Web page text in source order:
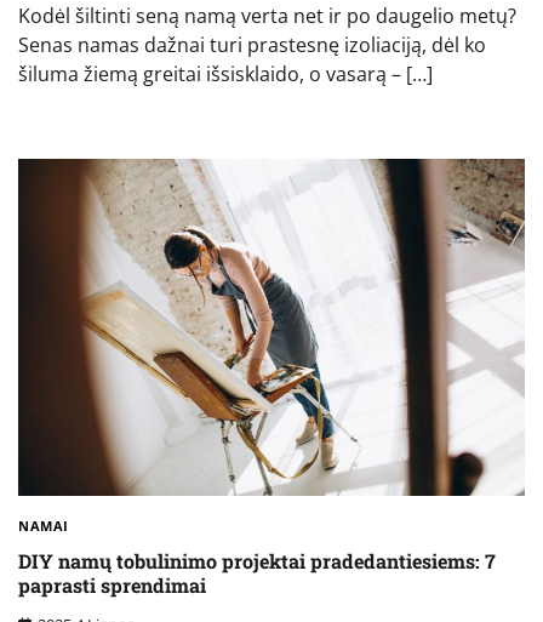
Kodėl šiltinti seną namą verta net ir po daugelio metų?
Senas namas dažnai turi prastesnę izoliaciją, dėl ko
šiluma žiemą greitai išsisklaido, o vasarą – […]
NAMAI
DIY namų tobulinimo projektai pradedantiesiems: 7
paprasti sprendimai